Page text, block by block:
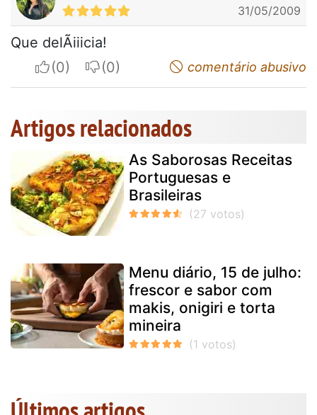
31/05/2009
Que delÃ­iiicia!
I apreciateI do not appreciatecomentário abusivo
Artigos relacionados
As Saborosas Receitas
Portuguesas e
Brasileiras
Menu diário, 15 de julho:
frescor e sabor com
makis, onigiri e torta
mineira